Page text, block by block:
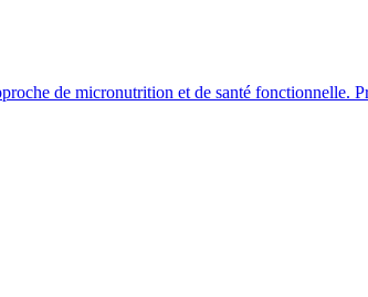
de micronutrition et de santé fonctionnelle.